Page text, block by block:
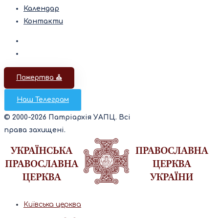
Календар
Контакти
Пожертва ⛪️
Наш Телеграм
© 2000-2026 Патріархія УАПЦ. Всі
права захищені.
Київська церква